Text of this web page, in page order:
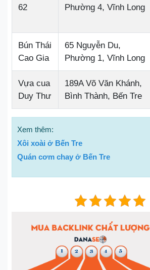
62
Phường 4, Vĩnh Long
Bún Thái
Cao Gia
65 Nguyễn Du,
Phường 1, Vĩnh Long
Vựa cua
Duy Thư
189A Võ Văn Khánh,
Bình Thành, Bến Tre
Xem thêm:
Xôi xoài ở Bến Tre
Quán cơm chay ở Bến Tre